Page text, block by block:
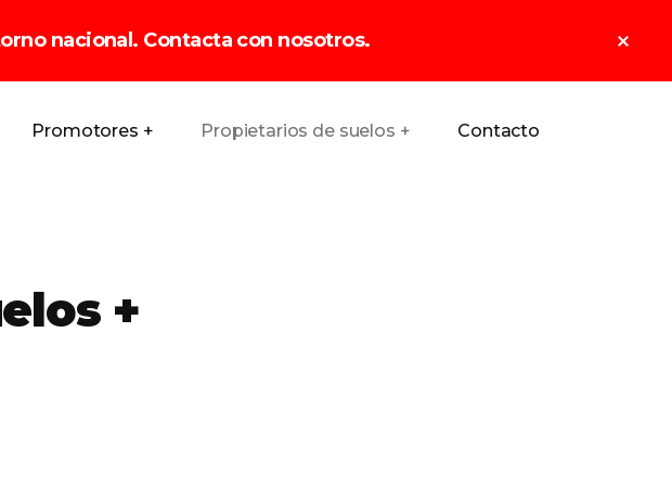
nacional. Contacta con nosotros.
Promotores + Propietarios de suelos + Contacto
+